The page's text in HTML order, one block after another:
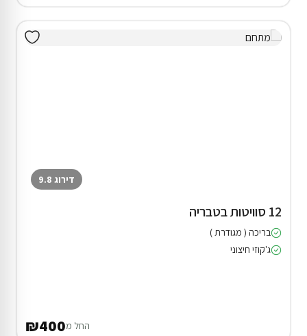
דירוג 9.8
12 סוויטות בטבריה
בריכה ( מגודרת )
ג'קוזי חיצוני
החל מ₪400